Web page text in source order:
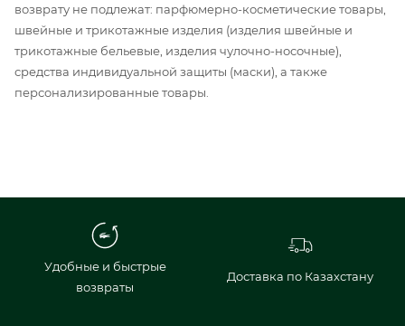
возврату не подлежат: парфюмерно-косметические товары,
швейные и трикотажные изделия (изделия швейные и
трикотажные бельевые, изделия чулочно-носочные),
средства индивидуальной защиты (маски), а также
персонализированные товары.
Удобные и быстрые
возвраты
Доставка по Казахстану